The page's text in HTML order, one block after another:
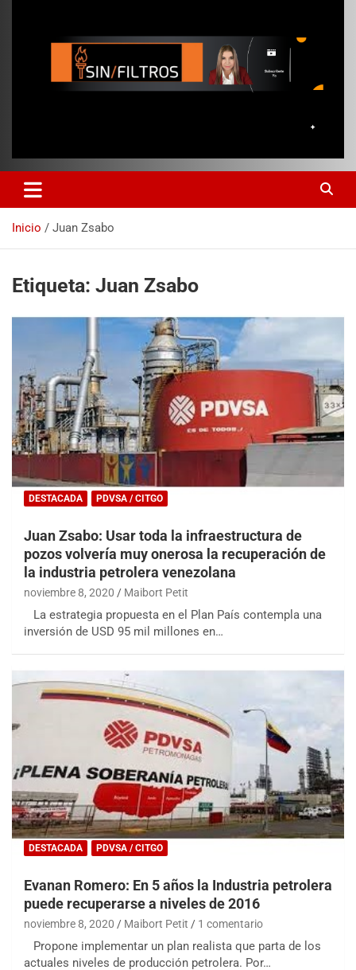
Inicio Juan Zsabo
Etiqueta: Juan Zsabo
DESTACADA PDVSA / CITGO
Juan Zsabo: Usar toda la infraestructura de
pozos volvería muy onerosa la recuperación de
la industria petrolera venezolana
noviembre 8, 2020 Maibort Petit
La estrategia propuesta en el Plan País contempla una
inversión de USD 95 mil millones en…
DESTACADA PDVSA / CITGO
Evanan Romero: En 5 años la Industria petrolera
puede recuperarse a niveles de 2016
noviembre 8, 2020 Maibort Petit 1 comentario
Propone implementar un plan realista que parta de los
actuales niveles de producción petrolera. Por…